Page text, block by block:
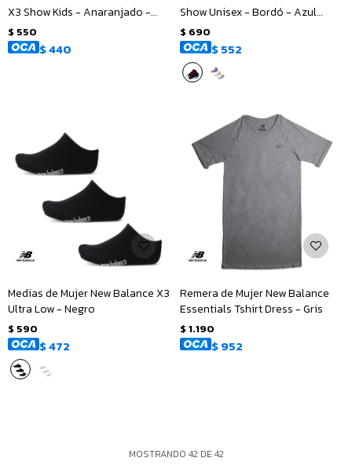
X3 Show Kids - Anaranjado -
Gris - Violeta
$ 550
$440
Show Unisex - Bordó - Azul
Marino - Gris
$ 690
$552
Medias de Mujer New Balance X3
Ultra Low - Negro
$ 590
$472
Remera de Mujer New Balance
Essentials Tshirt Dress - Gris
$ 1.190
$952
MOSTRANDO 42 DE42